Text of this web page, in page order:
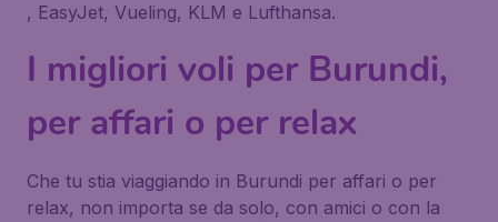
, EasyJet, Vueling, KLM e Lufthansa.
I migliori voli per Burundi,
per affari o per relax
Che tu stia viaggiando in Burundi per affari o per
relax, non importa se da solo, con amici o con la